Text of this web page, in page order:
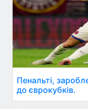
Пенальті,
до єврокубків.